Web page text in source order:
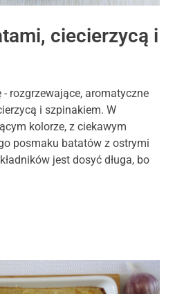
ciecierzycą i
- rozgrzewające, aromatyczne
i szpinakiem. W
kolorze, z ciekawym
posmaku batatów z ostrymi
jest dosyć długa, bo